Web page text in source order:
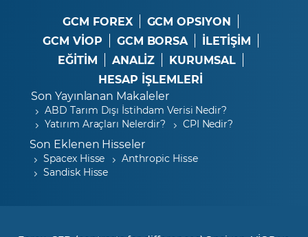
GCM FOREX
GCM OPSIYON
GCM VİOP
GCM BORSA
İLETİŞİM
EĞİTİM
ANALİZ
KURUMSAL
HESAP İŞLEMLERİ
Son Yayınlanan Makaleler
ABD Tarım Dışı İstihdam Verisi Nedir?
Yatırım Araçları Nelerdir?
CPI Nedir?
Son Eklenen Hisseler
Spacex Hisse
Anthropic Hisse
Sandisk Hisse